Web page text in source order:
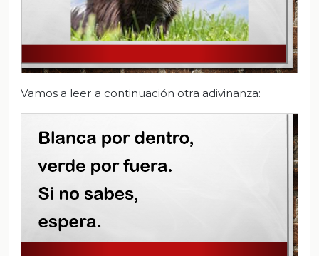
Vamos a leer a continuación otra adivinanza: